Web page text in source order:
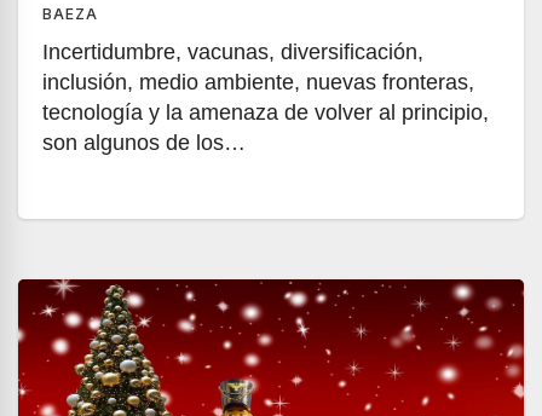
BAEZA
Incertidumbre, vacunas, diversificación,
inclusión, medio ambiente, nuevas fronteras,
tecnología y la amenaza de volver al principio,
son algunos de los…